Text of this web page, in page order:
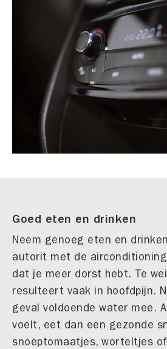
Goed eten en drinken
Neem genoeg eten en
autorit met de
dat je meer dorst hebt. Te
resulteert vaak in hoofdpijn.
geval voldoende water mee.
voelt, eet dan een gezonde
snoeptomaatjes, worteltjes